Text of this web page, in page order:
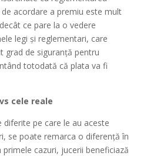
acordare a premiu este mult
ce pare la o vedere
legi și reglementari, care
grad de siguranță pentru
totodată că plata va fi
cele reale
diferite pe care le au aceste
se poate remarca o diferență în
primele cazuri, jucerii beneficiază